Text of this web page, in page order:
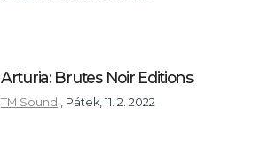
Arturia: Brutes Noir Editions
TM Sound Pátek, 11. 2. 2022